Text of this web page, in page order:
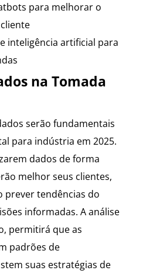
para melhorar o
inteligência artificial para
na Tomada
serão fundamentais
para indústria em 2025.
dados de forma
melhor seus clientes,
prever tendências do
informadas. A análise
permitirá que as
padrões de
suas estratégias de